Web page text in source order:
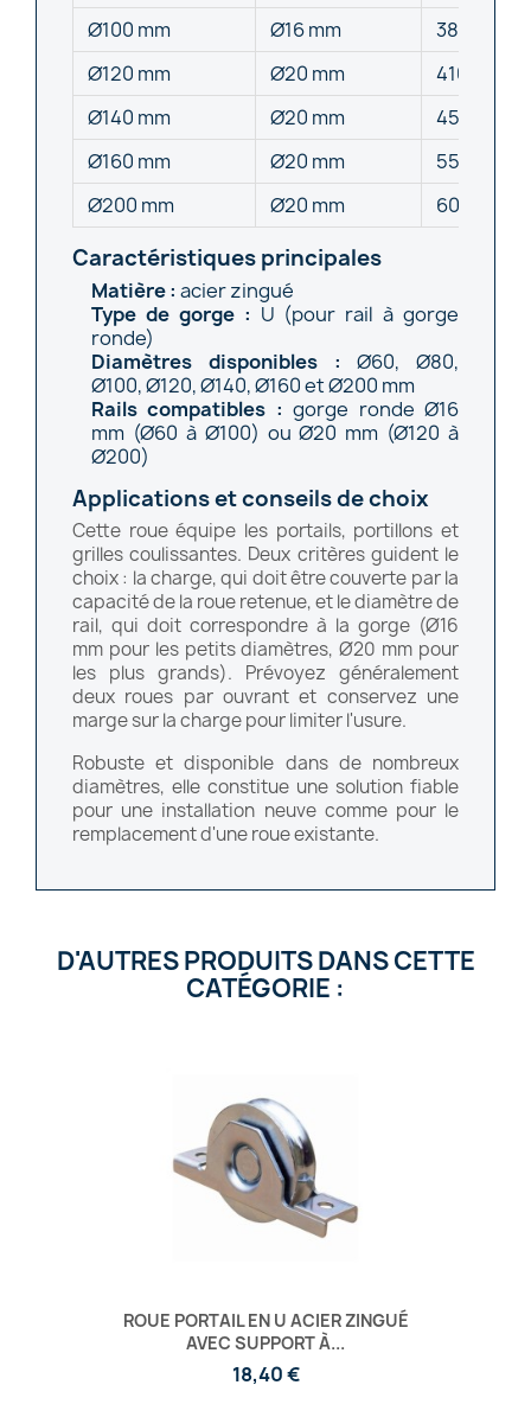
Ø100 mm
Ø16 mm
380 kg
Ø120 mm
Ø20 mm
410 kg
Ø140 mm
Ø20 mm
450 kg
Ø160 mm
Ø20 mm
550 kg
Ø200 mm
Ø20 mm 600 kg
Caractéristiques principales
Matière : acier zingué
Type de gorge : U (pour rail à gorge
ronde)
Diamètres disponibles : Ø60, Ø80,
Ø100, Ø120, Ø140, Ø160 et Ø200 mm
Rails compatibles : gorge ronde Ø16
mm (Ø60 à Ø100) ou Ø20 mm (Ø120 à
Ø200)
Applications et conseils de choix
Cette roue équipe les portails, portillons et
grilles coulissantes. Deux critères guident le
choix : la charge, qui doit être couverte par la
capacité de la roue retenue, et le diamètre de
rail, qui doit correspondre à la gorge (Ø16
mm pour les petits diamètres, Ø20 mm pour
les plus grands). Prévoyez généralement
deux roues par ouvrant et conservez une
marge sur la charge pour limiter l'usure.
Robuste et disponible dans de nombreux
diamètres, elle constitue une solution fiable
pour une installation neuve comme pour le
remplacement d'une roue existante.
D'AUTRES PRODUITS DANS CETTE
CATÉGORIE :
ROUE PORTAIL EN U ACIER ZINGUÉ
AVEC SUPPORT À...
18,40 €